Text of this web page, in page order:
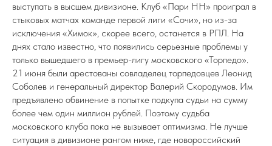
выступать в высшем дивизионе. Клуб «Пари НН» проиграл в
стыковых матчах команде первой лиги «Сочи», но из-за
исключения «Химок», скорее всего, останется в РПЛ. На
днях стало известно, что появились серьезные проблемы у
только вышедшего в премьер-лигу московского «Торпедо».
21 июня были арестованы совладелец торпедовцев Леонид
Соболев и генеральный директор Валерий Скородумов. Им
предъявлено обвинение в попытке подкупа судьи на сумму
более чем один миллион рублей. Поэтому судьба
московского клуба пока не вызывает оптимизма. Не лучше
ситуация в дивизионе рангом ниже, где новороссийский